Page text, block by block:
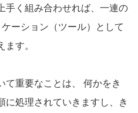
手く組み合わせれば、一連の
ーション（ツール）として
す。
て重要なことは、 何かをき
に処理されていきますし、き